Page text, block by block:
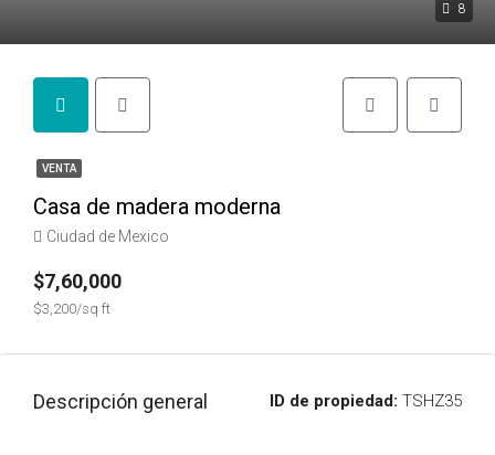
8
VENTA
Casa de madera moderna
Ciudad de Mexico
$7,60,000
$3,200/sq ft
Descripción general ID de propiedad: TSHZ35